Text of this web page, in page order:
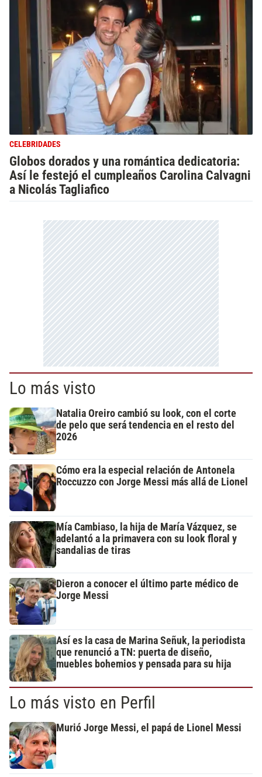
CELEBRIDADES
Globos dorados y una romántica dedicatoria:
Así le festejó el cumpleaños Carolina Calvagni
a Nicolás Tagliafico
Lo más visto
Natalia Oreiro cambió su look, con el corte
de pelo que será tendencia en el resto del
2026
Cómo era la especial relación de Antonela
Roccuzzo con Jorge Messi más allá de Lionel
Mía Cambiaso, la hija de María Vázquez, se
adelantó a la primavera con su look floral y
sandalias de tiras
Dieron a conocer el último parte médico de
Jorge Messi
Así es la casa de Marina Señuk, la periodista
que renunció a TN: puerta de diseño,
muebles bohemios y pensada para su hija
Lo más visto en Perfil
Murió Jorge Messi, el papá de Lionel Messi